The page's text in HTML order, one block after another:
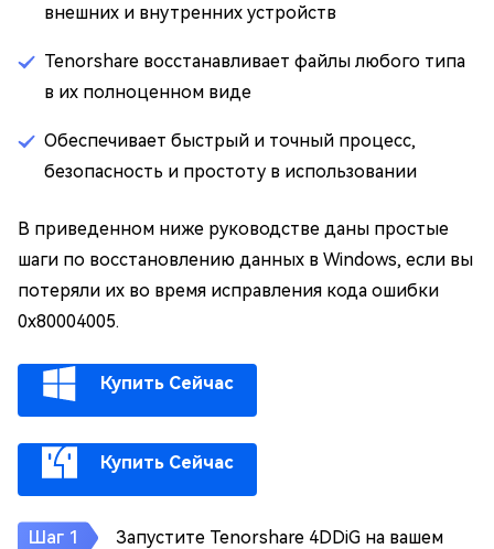
внешних и внутренних устройств
Tenorshare восстанавливает файлы любого типа
в их полноценном виде
Обеспечивает быстрый и точный процесс,
безопасность и простоту в использовании
В приведенном ниже руководстве даны простые
шаги по восстановлению данных в Windows, если вы
потеряли их во время исправления кода ошибки
0x80004005.
Купить Сейчас
Купить Сейчас
Запустите Tenorshare 4DDiG на вашем